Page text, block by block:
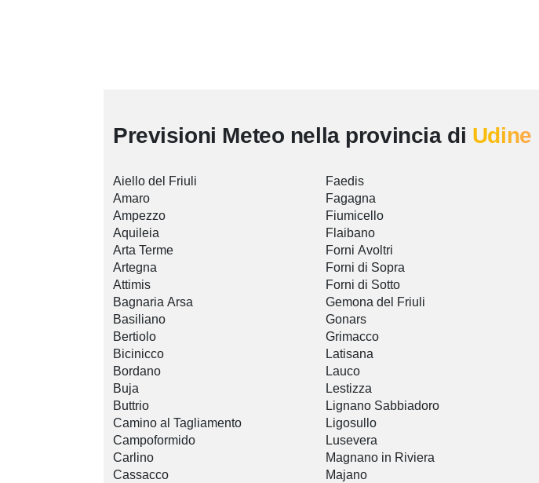
Previsioni Meteo nella provincia di Udine
Aiello del Friuli
Amaro
Ampezzo
Aquileia
Arta Terme
Artegna
Attimis
Bagnaria Arsa
Basiliano
Bertiolo
Bicinicco
Bordano
Buja
Buttrio
Camino al Tagliamento
Campoformido
Carlino
Cassacco
Faedis
Fagagna
Fiumicello
Flaibano
Forni Avoltri
Forni di Sopra
Forni di Sotto
Gemona del Friuli
Gonars
Grimacco
Latisana
Lauco
Lestizza
Lignano Sabbiadoro
Ligosullo
Lusevera
Magnano in Riviera
Majano